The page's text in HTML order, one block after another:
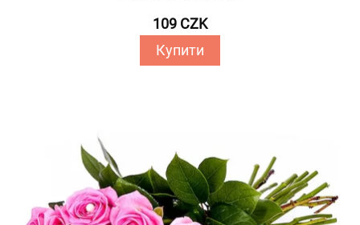
109 CZK
Купити